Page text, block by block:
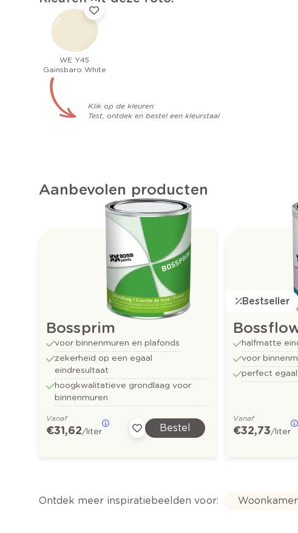
WE Y45
Gainsbaro White
Klik op de kleuren:
Test, ontdek en bestel een kleurstaal
Aanbevolen producten
Bossprim
voor binnenmuren en plafonds
zekerheid op een egaal
eindresultaat
hoogkwalitatieve grondlaag voor
binnenmuren
Vanaf
€ 31,62/liter Bestel
Bestseller
halfmatte
voor
perfect
Vanaf
€ 32,73/liter
Ontdek meer inspiratiebeelden voor: Woonkamer